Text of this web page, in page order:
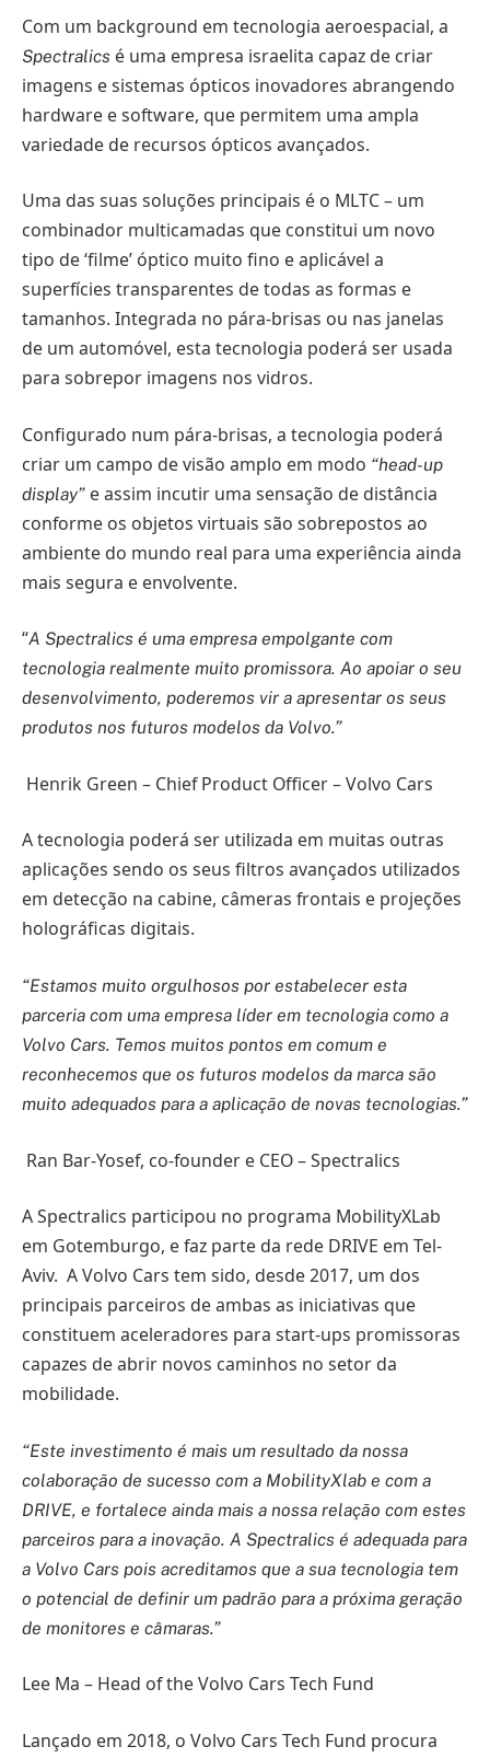
Com um background em tecnologia aeroespacial, a
Spectralics é uma empresa israelita capaz de criar
imagens e sistemas ópticos inovadores abrangendo
hardware e software, que permitem uma ampla
variedade de recursos ópticos avançados.
Uma das suas soluções principais é o MLTC – um
combinador multicamadas que constitui um novo
tipo de ‘filme’ óptico muito fino e aplicável a
superfícies transparentes de todas as formas e
tamanhos. Integrada no pára-brisas ou nas janelas
de um automóvel, esta tecnologia poderá ser usada
para sobrepor imagens nos vidros.
Configurado num pára-brisas, a tecnologia poderá
criar um campo de visão amplo em modo “head-up
display” e assim incutir uma sensação de distância
conforme os objetos virtuais são sobrepostos ao
ambiente do mundo real para uma experiência ainda
mais segura e envolvente.
“A Spectralics é uma empresa empolgante com
tecnologia realmente muito promissora. Ao apoiar o seu
desenvolvimento, poderemos vir a apresentar os seus
produtos nos futuros modelos da Volvo.”
Henrik Green – Chief Product Officer – Volvo Cars
A tecnologia poderá ser utilizada em muitas outras
aplicações sendo os seus filtros avançados utilizados
em detecção na cabine, câmeras frontais e projeções
holográficas digitais.
“Estamos muito orgulhosos por estabelecer esta
parceria com uma empresa líder em tecnologia como a
Volvo Cars. Temos muitos pontos em comum e
reconhecemos que os futuros modelos da marca são
muito adequados para a aplicação de novas tecnologias.”
Ran Bar-Yosef, co-founder e CEO – Spectralics
A Spectralics participou no programa MobilityXLab
em Gotemburgo, e faz parte da rede DRIVE em Tel-
Aviv. A Volvo Cars tem sido, desde 2017, um dos
principais parceiros de ambas as iniciativas que
constituem aceleradores para start-ups promissoras
capazes de abrir novos caminhos no setor da
mobilidade.
“Este investimento é mais um resultado da nossa
colaboração de sucesso com a MobilityXlab e com a
DRIVE, e fortalece ainda mais a nossa relação com estes
parceiros para a inovação. A Spectralics é adequada para
a Volvo Cars pois acreditamos que a sua tecnologia tem
o potencial de definir um padrão para a próxima geração
de monitores e câmaras.”
Lee Ma – Head of the Volvo Cars Tech Fund
Lançado em 2018, o Volvo Cars Tech Fund procura